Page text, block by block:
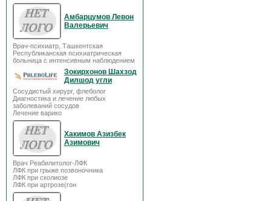
Амбарцумов Левон
Валерьевич
Врач-психиатр, Ташкентская
Республиканская психиатрическая
больница с интенсивным наблюдением
Зокирхонов Шахзод
Дилшод угли
Сосудистый хирург, флеболог
Диагностика и лечение любых
заболеваний сосудов
Лечение варико
Хакимов Азизбек
Азимович
Врач Реабилитолог-ЛФК
ЛФК при грыже позвоночника
ЛФК при сколиозе
ЛФК при артрозе(гон